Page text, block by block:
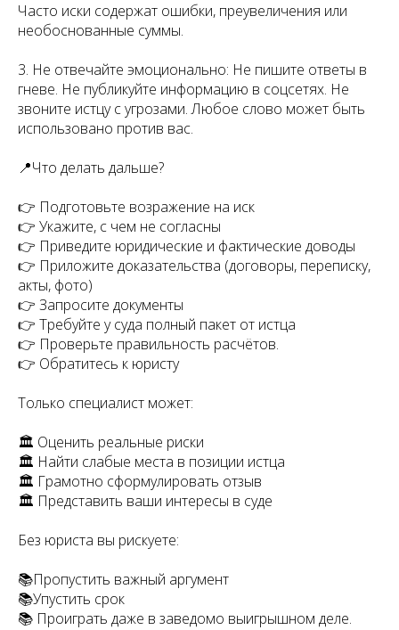
Часто иски содержат ошибки, преувеличения или
необоснованные суммы.
3. Не отвечайте эмоционально: Не пишите ответы в
гневе. Не публикуйте информацию в соцсетях. Не
звоните истцу с угрозами. Любое слово может быть
использовано против вас.
📍Что делать дальше?
👉 Подготовьте возражение на иск
👉 Укажите, с чем не согласны
👉 Приведите юридические и фактические доводы
👉 Приложите доказательства (договоры, переписку,
акты, фото)
👉 Запросите документы
👉 Требуйте у суда полный пакет от истца
👉 Проверьте правильность расчётов.
👉 Обратитесь к юристу
Только специалист может:
🏛️ Оценить реальные риски
🏛️ Найти слабые места в позиции истца
🏛️ Грамотно сформулировать отзыв
🏛️ Представить ваши интересы в суде
Без юриста вы рискуете:
📚Пропустить важный аргумент
📚Упустить срок
📚 Проиграть даже в заведомо выигрышном деле.